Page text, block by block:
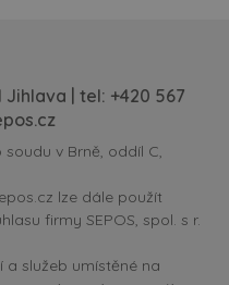
Jihlava | tel: +420 567
soudu v Brně, oddíl C,
lze dále použít
firmy SEPOS, spol. s r.
služeb umístěné na